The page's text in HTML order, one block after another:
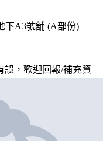
下A3號舖 (A部份)
誤，歡迎回報/補充資